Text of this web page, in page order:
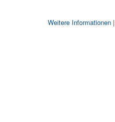
Weitere Informationen|